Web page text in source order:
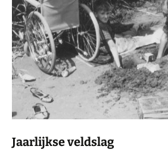
Jaarlijkse veldslag